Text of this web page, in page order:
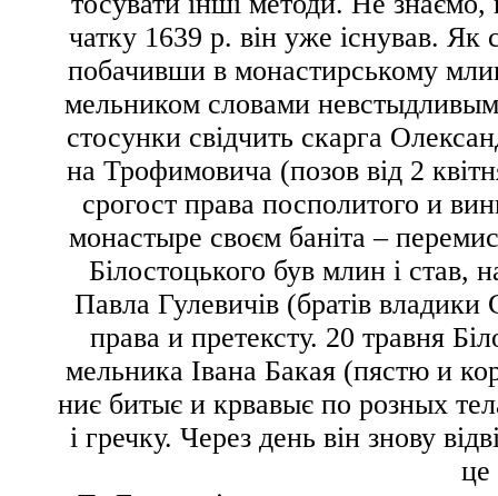
чатку 1639 р. він уже існував.
побачивши в монастирському
мельником словами
стосунки свідчить скарга
на Трофимовича (позов від 2
срогост права посполитого и
монастыре своєм баніта –
Білостоцького був млин і став,
Павла Гулевичів (братів
права и претексту. 20 травня
мельника Івана Бакая (пястю и
ниє битыє и крвавыє по розных
і гречку. Через день він знову
це